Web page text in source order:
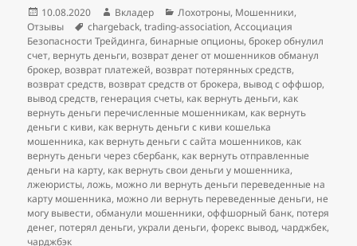
Опубликовано
10.08.2020 Автор
Вкладер Рубрики
Лохотроны, Мошенники,
Отзывы
Метки
chargeback,trading-association,Ассоциация
Безопасности Трейдинга,бинарные опционы,брокер обнулил
счет, вернуть деньги, возврат денег от мошенников обманул
брокер, возврат платежей, возврат потерянных средств,
возврат средств, возврат средств от брокера, вывод с оффшор,
вывод средств, генерация счеты, как вернуть деньги, как
вернуть деньги перечисленные мошенникам, как вернуть
деньги с киви, как вернуть деньги с киви кошелька
мошенника, как вернуть деньги с сайта мошенников, как
вернуть деньги через сбербанк, как вернуть отправленные
деньги на карту, как вернуть свои деньги у мошенника,
лжеюристы,ложь, можно ли вернуть деньги переведенные на
карту мошенника, можно ли вернуть переведенные деньги, не
могу вывести,обманули мошенники,оффшорный банк, потеря
денег, потерял деньги,украли деньги,форекс вывод, чарджбек,
чарджбэк